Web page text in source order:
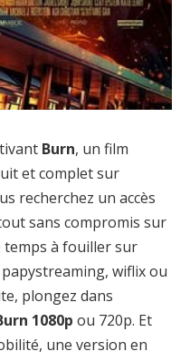
Burn, un film
et complet sur
recherchez un accès
sans compromis sur
temps à fouiller sur
wiflix ou
plongez dans
1080p ou 720p. Et
une version en